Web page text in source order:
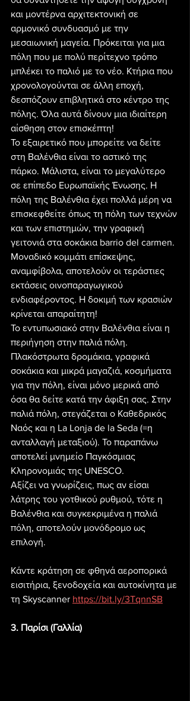
και μοντέρνα αρχιτεκτονική σε
αρμονικό συνδυασμό με την
μεσαιωνική μαγεία. Πρόκειται για μια
πόλη που με πολύ περίτεχνο τρόπο
μπλέκει το παλιό με το νέο. Κτήρια που
χρονολογούνται σε άλλη εποχή,
δεσπόζουν επιβλητικά στο κέντρο της
πόλης. Όλα αυτά δίνουν μια ιδιαίτερη
αίσθηση στον επισκέπτη!
Το εξαιρετικό που μπορείτε να δείτε
στη Βαλένθια είναι το αστικό της
πάρκο. Μάλιστα, είναι το μεγαλύτερο
σε επίπεδο Ευρωπαϊκής Ένωσης. Η
πόλη της Βαλένθια έχει πολλά μέρη να
επισκεφθείτε όπως τη πόλη των τεχνών
και των επιστημών, την γραφική
γειτονιά στα σοκάκια barrio del carmen.
Μοναδικό κομμάτι επίσκεψης,
αναμφίβολα, αποτελούν οι τεράστιες
εκτάσεις οινοπαραγωγικού
ενδιαφέροντος. Η δοκιμή των κρασιών
κρίνεται απαραίτητη!
Το εντυπωσιακό στην Βαλένθια είναι η
περιήγηση στην παλιά πόλη.
Πλακόστρωτα δρομάκια, γραφικά
σοκάκια και μικρά μαγαζιά, κοσμήματα
για την πόλη, είναι μόνο μερικά από
όσα θα δείτε κατά την άφιξη σας. Στην
παλιά πόλη, στεγάζεται ο Καθεδρικός
Ναός και η La Lonja de la Seda (=η
ανταλλαγή μεταξιού). Το παραπάνω
αποτελεί μνημείο Παγκόσμιας
Κληρονομιάς της UNESCO.
Αξίζει να γνωρίζεις, πως αν είσαι
λάτρης του γοτθικού ρυθμού, τότε η
Βαλένθια και συγκεκριμένα η παλιά
πόλη, αποτελούν μονόδρομο ως
επιλογή.
Κάντε κράτηση σε φθηνά αεροπορικά
εισιτήρια, ξενοδοχεία και αυτοκίνητα με
τη Skyscanner https://bit.ly/3TqnnSB
3. Παρίσι (Γαλλία)